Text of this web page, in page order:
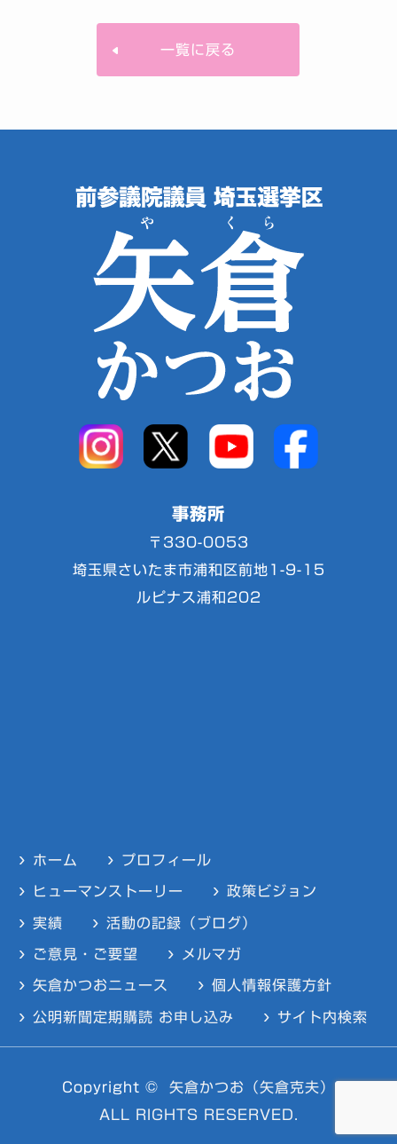
一覧に戻る
事務所
〒330-0053
埼玉県さいたま市浦和区前地1-9-15
ルピナス浦和202
ホーム プロフィール
ヒューマンストーリー 政策ビジョン
実績 活動の記録（ブログ）
ご意見・ご要望 メルマガ
矢倉かつおニュース 個人情報保護方針
公明新聞定期購読 お申し込み サイト内検索
Copyright © 矢倉かつお（矢倉克夫）
ALL RIGHTS RESERVED.